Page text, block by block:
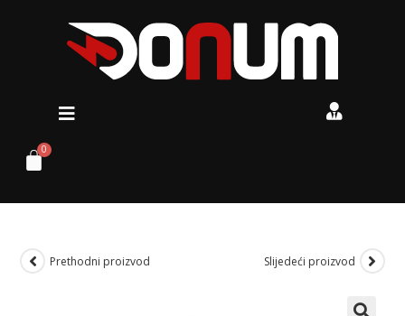
Prethodni proizvod Slijedeći proizvod